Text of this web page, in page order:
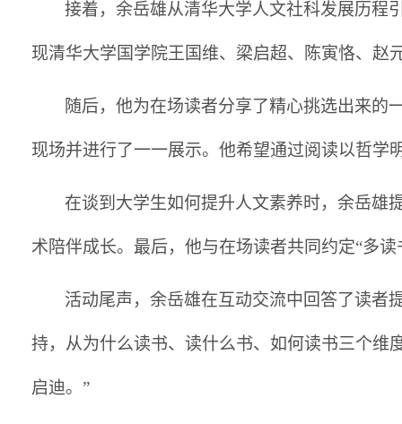
接着，余岳雄从清华大学人文社科发展历程
现清华大学国学院王国维、梁启超、陈寅恪、赵
随后，他为在场读者分享了精心挑选出来的
现场并进行了一一展示。他希望通过阅读以哲学
在谈到大学生如何提升人文素养时，余岳雄
术陪伴成长。最后，他与在场读者共同约定“多
活动尾声，余岳雄在互动交流中回答了读者
持，从为什么读书、读什么书、如何读书三个维
启迪。”